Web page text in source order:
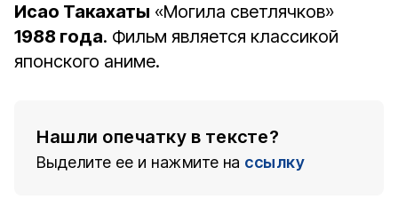
Исао Такахаты «Могила светлячков»
1988 года. Фильм является классикой
японского аниме.
Нашли опечатку в тексте?
Выделите ее и нажмите на ссылку